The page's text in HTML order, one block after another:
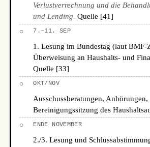
Verlustverrechnung und die
und Lending. Quelle [41]
○ 7.–11. SEP
1. Lesung im Bundestag (laut BMF-
Überweisung an Haushalts- und
Quelle [33]
○ OKT/NOV
Ausschussberatungen, Anhörungen,
Bereinigungssitzung des
○ ENDE NOVEMBER
2./3. Lesung und